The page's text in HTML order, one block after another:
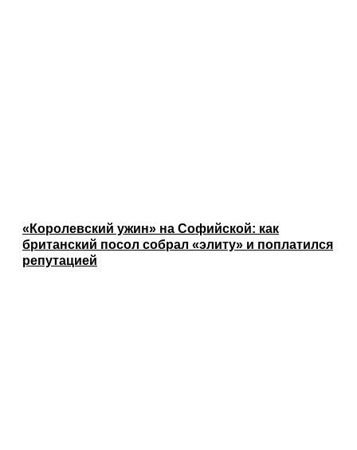
«Королевский ужин» на Софийской: как
британский посол собрал «элиту» и поплатился
репутацией